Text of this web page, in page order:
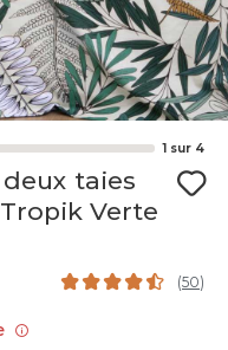
1 sur 4
taies
Verte
(50)